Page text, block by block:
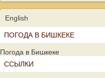
English
ПОГОДА В БИШКЕКЕ
Погода в Бишкеке
ССЫЛКИ